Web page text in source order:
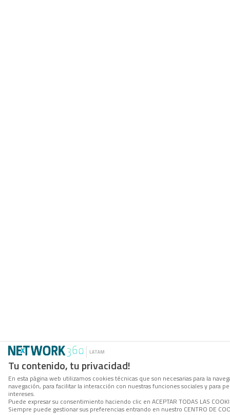
Tu contenido, tu privacidad!
En esta página web utilizamos cookies técnicas que son necesarias para la
navegación, para facilitar la interacción con nuestras funciones sociales y
intereses.
Puede expresar su consentimiento haciendo clic en ACEPTAR TODAS LAS
Siempre puede gestionar sus preferencias entrando en nuestro CENTRO DE